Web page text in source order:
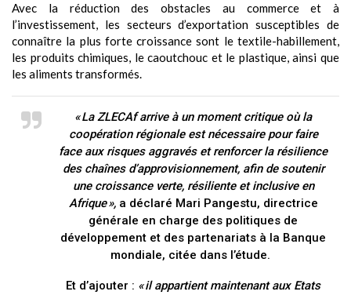
Avec la réduction des obstacles au commerce et à
l’investissement, les secteurs d’exportation susceptibles de
connaître la plus forte croissance sont le textile-habillement,
les produits chimiques, le caoutchouc et le plastique, ainsi que
les aliments transformés.
« La ZLECAf arrive à un moment critique où la
coopération régionale est nécessaire pour faire
face aux risques aggravés et renforcer la résilience
des chaînes d’approvisionnement, afin de soutenir
une croissance verte, résiliente et inclusive en
Afrique »,a déclaré Mari Pangestu, directrice
générale en charge des politiques de
développement et des partenariats à la Banque
mondiale, citée dans l’étude.
Et d’ajouter : « il appartient maintenant aux Etats